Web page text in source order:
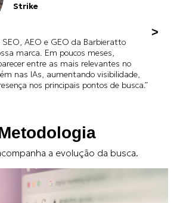
Strike
AEO e GEO da Barbieratto
marca. Em poucos meses,
entre as mais relevantes no
nas IAs, aumentando visibilidade,
nos principais pontos de busca.”
a evolução da busca.